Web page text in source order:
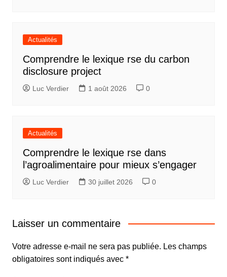
Actualités
Comprendre le lexique rse du carbon
disclosure project
Luc Verdier 1 août 2026 0
Actualités
Comprendre le lexique rse dans
l’agroalimentaire pour mieux s’engager
Luc Verdier 30 juillet 2026 0
Laisser un commentaire
Votre adresse e-mail ne sera pas publiée. Les champs
obligatoires sont indiqués avec *